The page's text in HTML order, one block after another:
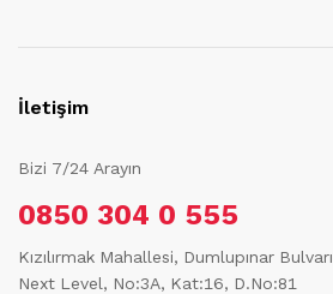
İletişim
Bizi 7/24 Arayın
0850 304 0 555
Kızılırmak Mahallesi, Dumlupınar Bulvarı
Next Level, No:3A, Kat:16, D.No:81